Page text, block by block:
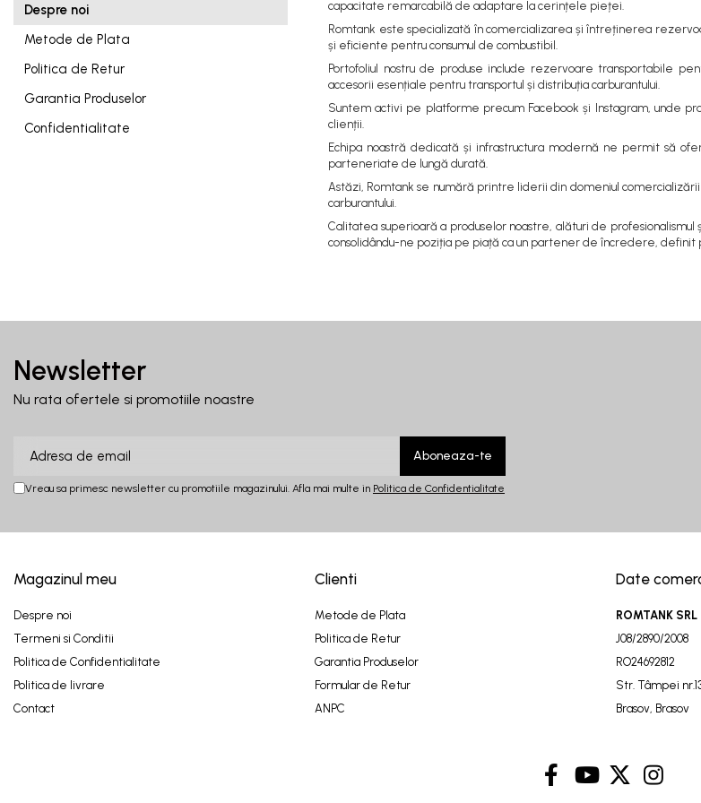
Rezervoare stationare
supraterane din plastic
supraterane din tabla
Rezervoare stationare
capacitate remarcabilă de adaptare la cerințele pieței.
Romtank este specializată în comercializarea și întreținerea
și eficiente pentru consumul de combustibil.
Portofoliul nostru de produse include rezervoare transportabile
accesorii esențiale pentru transportul și distribuția carburantului.
Suntem activi pe platforme precum Facebook și Instagram, unde
clienții.
Echipa noastră dedicată și infrastructura modernă ne permit să
parteneriate de lungă durată.
Astăzi, Romtank se numără printre liderii din domeniul
carburantului.
Calitatea superioară a produselor noastre, alături de
consolidându-ne poziția pe piață ca un partener de încredere,
Despre noi
Metode de Plata
Politica de Retur
Garantia Produselor
Confidentialitate
Newsletter
Nu rata ofertele si promotiile noastre
Vreau sa primesc newsletter cu promotiile magazinului. Afla mai multe in Politica de Confidentialitate
Magazinul meu
Despre noi
Termeni si Conditii
Politica de Confidentialitate
Politica de livrare
Contact
Clienti
Metode de Plata
Politica de Retur
Garantia Produselor
Formular de Retur
ANPC
Date
ROMTANK SRL
J08/2890/2008
RO24692812
Str. Tâmpei
Brasov, Brasov